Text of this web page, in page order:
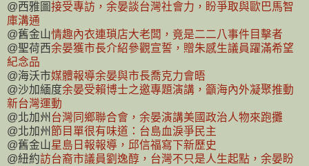
@西雅圖接受專訪，余晏談台灣社會力，盼爭取與歐巴馬智
庫溝通
@舊金山情趣內衣連瑣店大老闆，竟是二二八事件目擊者
@聖荷西余晏獲市長介紹參觀宣誓，贈朱感生議員躍滿希望
紀念品
@海沃市媒體報導余晏與市長喬克力會晤
@沙加緬度余晏受賴博士之邀專題演講，籲海內外凝聚推動
新台灣運動
@北加州 台灣同鄉聯合會，余晏演講美國政治人物來跑攤
@北加州節目單很有味道：台島血淚爭民主
@舊金山星島日報報導，邱信福寫下新歷史
@紐約訪台裔市議員劉逸醇，台灣不只是人生起點，余晏盼